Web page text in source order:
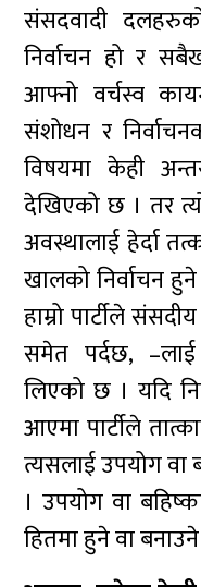
संसदवादी
निर्वाचन हो र
आफ्नो वर्चस्व
संशोधन र
विषयमा केही
देखिएको छ । तर
अवस्थालाई हेर्दा
खालको निर्वाचन
हाम्रो पार्टीले
समेत पर्दछ,
लिएको छ । यदि
आएमा पार्टीले
त्यसलाई उपयोग वा
। उपयोग वा
हितमा हुने वा